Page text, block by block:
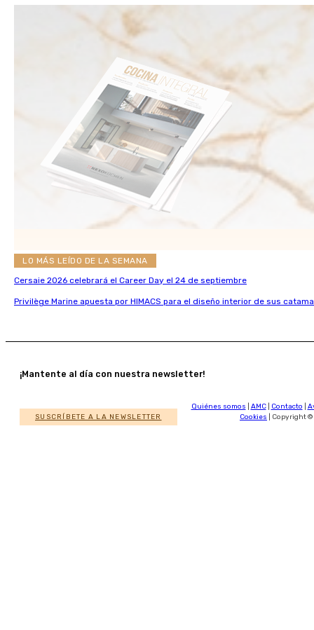
LO MÁS LEÍDO DE LA SEMANA
Cersaie 2026 celebrará el Career Day el 24 de septiembre
Privilège Marine apuesta por HIMACS para el diseño interior de sus
¡Mantente al día con nuestra newsletter!
SUSCRÍBETE A LA NEWSLETTER
Quiénes somos AMC| Contacto
Cookies | Copyright